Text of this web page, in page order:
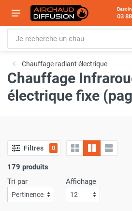
03
Chauffage radiant électrique
Chauffage
électrique fixe
Filtres 0
179 produits
Tri par
Affichage